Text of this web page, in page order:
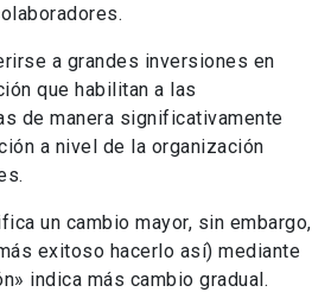
a grandes inversiones en
que habilitan a las
de manera significativamente
a nivel de la organización
un cambio mayor, sin embargo,
exitoso hacerlo así) mediante
indica más cambio gradual.